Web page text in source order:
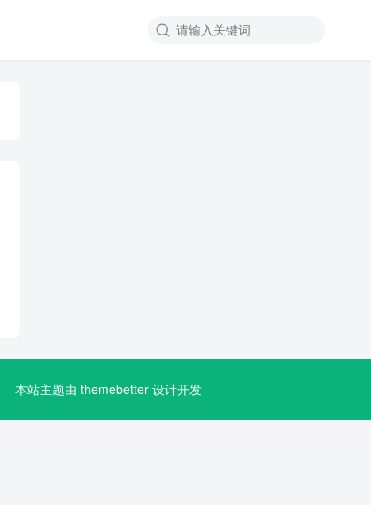

本站主题由 themebetter 设计开发